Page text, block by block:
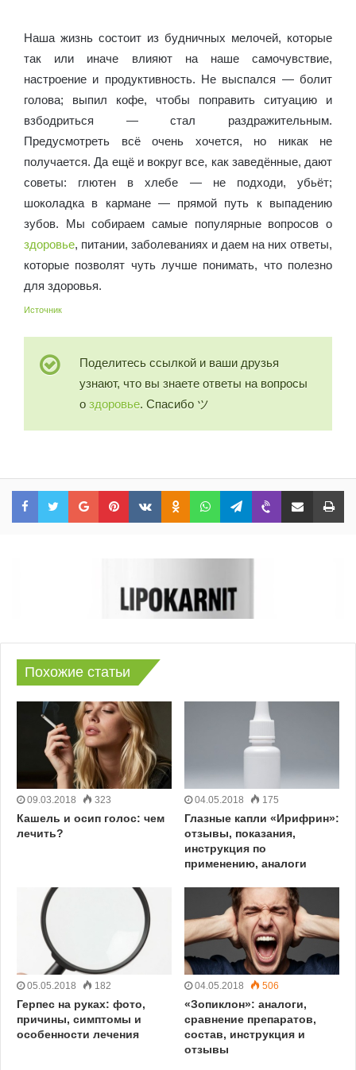
Наша жизнь состоит из будничных мелочей, которые
так или иначе влияют на наше самочувствие,
настроение и продуктивность. Не выспался — болит
голова; выпил кофе, чтобы поправить ситуацию и
взбодриться — стал раздражительным.
Предусмотреть всё очень хочется, но никак не
получается. Да ещё и вокруг все, как заведённые, дают
советы: глютен в хлебе — не подходи, убьёт;
шоколадка в кармане — прямой путь к выпадению
зубов. Мы собираем самые популярные вопросов о
здоровье, питании, заболеваниях и даем на них ответы,
которые позволят чуть лучше понимать, что полезно
для здоровья.
Источник
Поделитесь ссылкой и ваши друзья
узнают, что вы знаете ответы на вопросы
о здоровье. Спасибо ツ
Facebook Twitter Google+ Pinterest VKontakte Odnoklassniki WhatsApp Telegram Viber Share via Email
Похожие статьи
09.03.2018 323
Кашель и осип голос: чем
лечить?
04.05.2018 175
Глазные капли «Ирифрин»:
отзывы, показания,
инструкция по
применению, аналоги
05.05.2018 182
Герпес на руках: фото,
причины, симптомы и
особенности лечения
04.05.2018 506
«Зопиклон»: аналоги,
сравнение препаратов,
состав, инструкция и
отзывы